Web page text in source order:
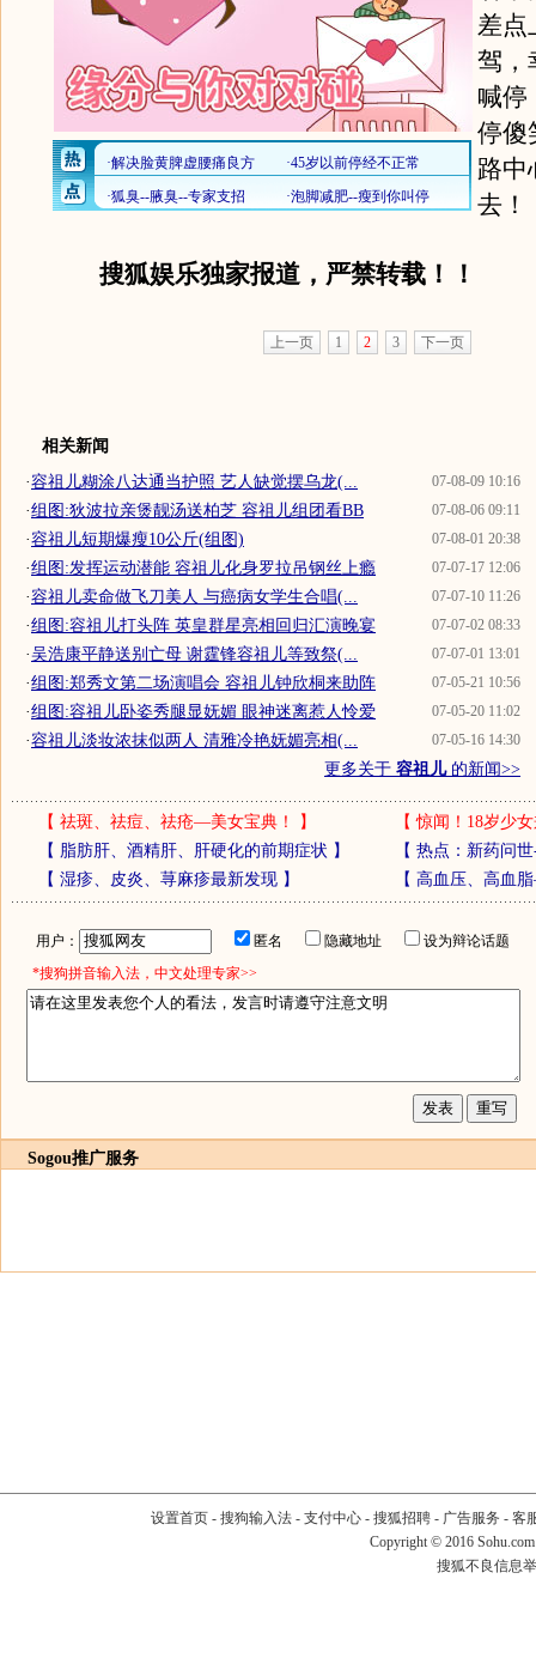
差点
驾，
喊停
停傻
路中
去！
搜狐娱乐独家报道，严禁转载！！
上一页 1 2 3 下一页
相关新闻
07-08-09 10:16
·容祖儿糊涂八达通当护照 艺人缺觉摆乌龙(...
07-08-06 09:11
·组图:狄波拉亲煲靓汤送柏芝 容祖儿组团看BB
07-08-01 20:38
·容祖儿短期爆瘦10公斤(组图)
07-07-17 12:06
·组图:发挥运动潜能 容祖儿化身罗拉吊钢丝上瘾
07-07-10 11:26
·容祖儿卖命做飞刀美人 与癌病女学生合唱(...
07-07-02 08:33
·组图:容祖儿打头阵 英皇群星亮相回归汇演晚宴
07-07-01 13:01
·吴浩康平静送别亡母 谢霆锋容祖儿等致祭(...
07-05-21 10:56
·组图:郑秀文第二场演唱会 容祖儿钟欣桐来助阵
07-05-20 11:02
·组图:容祖儿卧姿秀腿显妩媚 眼神迷离惹人怜爱
07-05-16 14:30
·容祖儿淡妆浓抹似两人 清雅冷艳妩媚亮相(...
更多关于 容祖儿的新闻>>
【 祛斑、祛痘、祛疮—美女宝典！ 】 【惊闻！18岁少
【 脂肪肝、酒精肝、肝硬化的前期症状 】 【 热点：新药问
【 湿疹、皮炎、荨麻疹最新发现】 【 高血压、高血
用户： 匿名 隐藏地址
设为辩论话题
*搜狗拼音输入法，中文处理专家>>
Sogou推广服务
设置首页- 搜狗输入法- 支付中心- 搜狐招聘- 广告服务 - 客
Copyright © 2016
搜狐不良信息